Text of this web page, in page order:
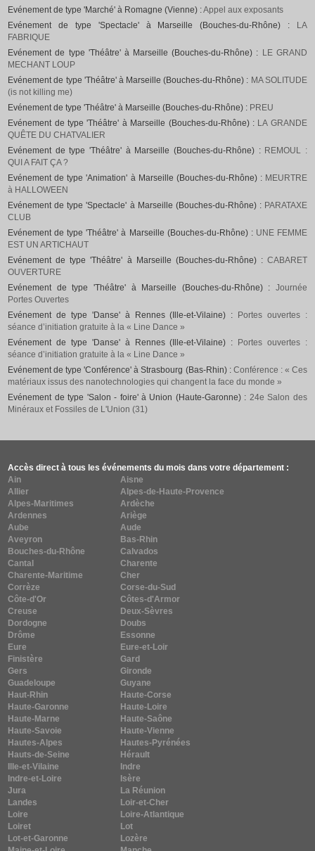
Evénement de type 'Marché' à Romagne (Vienne) :Appel aux exposants
Evénement de type 'Spectacle' à Marseille (Bouches-du-Rhône) :
LA
FABRIQUE
Evénement de type 'Théâtre' à Marseille (Bouches-du-Rhône) : LE GRAND
MECHANT LOUP
Evénement de type 'Théâtre' à Marseille (Bouches-du-Rhône) : MA SOLITUDE
(is not killing me)
Evénement de type 'Théâtre' à Marseille (Bouches-du-Rhône) : PREU
Evénement de type 'Théâtre' à Marseille (Bouches-du-Rhône) : LA GRANDE
QUÊTE DU CHATVALIER
Evénement de type 'Théâtre' à Marseille (Bouches-du-Rhône) : REMOUL :
QUI A FAIT ÇA ?
Evénement de type 'Animation' à Marseille (Bouches-du-Rhône) : MEURTRE
à HALLOWEEN
Evénement de type 'Spectacle' à Marseille (Bouches-du-Rhône) : PARATAXE
CLUB
Evénement de type 'Théâtre' à Marseille (Bouches-du-Rhône) : UNE FEMME
EST UN ARTICHAUT
Evénement de type 'Théâtre' à Marseille (Bouches-du-Rhône) : CABARET
OUVERTURE
Evénement de type 'Théâtre' à Marseille (Bouches-du-Rhône) : Journée
Portes Ouvertes
Evénement de type 'Danse' à Rennes (Ille-et-Vilaine) :
Portes ouvertes :
séance d’initiation gratuite à la « Line Dance »
Evénement de type 'Danse' à Rennes (Ille-et-Vilaine) :
Portes ouvertes :
séance d’initiation gratuite à la « Line Dance »
Evénement de type 'Conférence' à Strasbourg (Bas-Rhin) : Conférence : « Ces
matériaux issus des nanotechnologies qui changent la face du monde »
Evénement de type 'Salon - foire' à Union (Haute-Garonne) : 24e Salon des
Minéraux et Fossiles de L'Union (31)
Accès direct à tous les événements du mois dans votre département :
Ain
Aisne
Allier
Alpes-de-Haute-Provence
Alpes-Maritimes
Ardèche
Ardennes
Ariège
Aube
Aude
Aveyron
Bas-Rhin
Bouches-du-Rhône
Calvados
Cantal
Charente
Charente-Maritime
Cher
Corrèze
Corse-du-Sud
Côte-d'Or
Côtes-d'Armor
Creuse
Deux-Sèvres
Dordogne
Doubs
Drôme
Essonne
Eure
Eure-et-Loir
Finistère
Gard
Gers
Gironde
Guadeloupe
Guyane
Haut-Rhin
Haute-Corse
Haute-Garonne
Haute-Loire
Haute-Marne
Haute-Saône
Haute-Savoie
Haute-Vienne
Hautes-Alpes
Hautes-Pyrénées
Hauts-de-Seine
Hérault
Ille-et-Vilaine
Indre
Indre-et-Loire
Isère
Jura
La Réunion
Landes
Loir-et-Cher
Loire
Loire-Atlantique
Loiret
Lot
Lot-et-Garonne
Lozère